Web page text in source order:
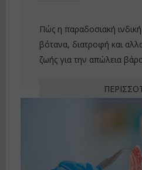
Πώς η παραδοσιακή
βότανα, διατροφή και
ζωής για την απώλεια